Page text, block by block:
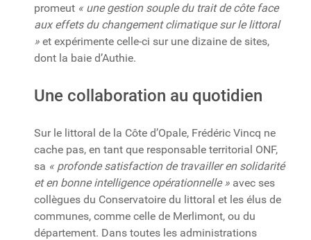
promeut « une gestion souple du trait de côte face
aux effets du changement climatique sur le littoral
» et expérimente celle-ci sur une dizaine de sites,
dont la baie d’Authie.
Une collaboration au quotidien
Sur le littoral de la Côte d’Opale, Frédéric Vincq ne
cache pas, en tant que responsable territorial ONF,
sa « profonde satisfaction de travailler en solidarité
et en bonne intelligence opérationnelle » avec ses
collègues du Conservatoire du littoral et les élus de
communes, comme celle de Merlimont, ou du
département. Dans toutes les administrations